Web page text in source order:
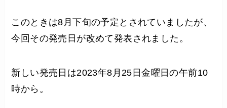
このときは8月下旬の予定とされていましたが、
今回その発売日が改めて発表されました。
新しい発売日は2023年8月25日金曜日の午前10
時から。